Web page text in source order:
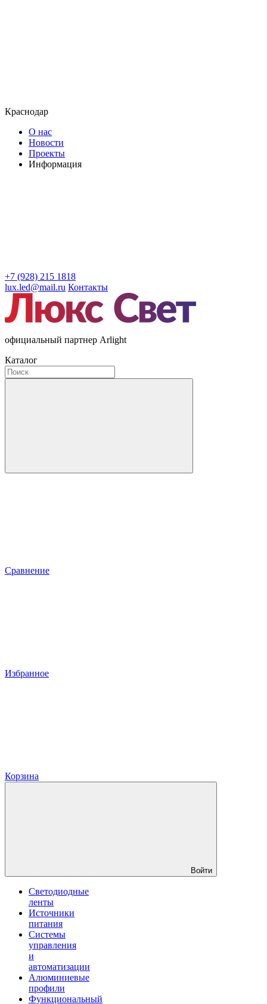
Краснодар
О нас
Новости
Проекты
Информация
+7 (928) 215 1818
lux.led@mail.ru Контакты
официальный партнер Arlight
Каталог
Сравнение
Избранное
Корзина
Войти
Светодиодные
ленты
Источники
питания
Системы
управления
и
автоматизации
Алюминиевые
профили
Функциональный